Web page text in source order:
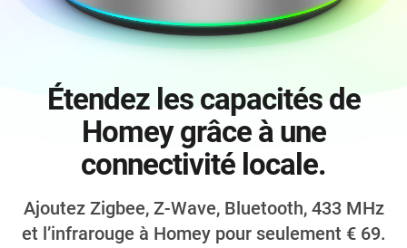
Étendez les capacités de
Homey grâce à une
connectivité locale.
Ajoutez Zigbee, Z-Wave, Bluetooth, 433 MHz
et l’infrarouge à Homey pour seulement € 69.